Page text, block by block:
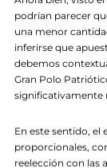
podrían parecer
una menor
inferirse que
debemos
Gran Polo
significativamente
En este sentido, el
proporcionales,
reelección con las